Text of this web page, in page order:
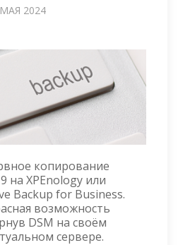
2024
копирование
на XPEnology или
Backup for Business.
возможность
DSM на своём
сервере.